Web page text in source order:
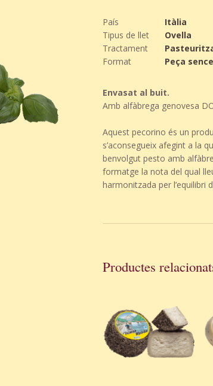
País
Itàlia
Tipus de llet
Ovella
Tractament
Format
Peça
Envasat al buit.
Amb alfàbrega genovesa
Aquest pecorino és un
s’aconsegueix afegint a la
benvolgut pesto amb
formatge la nota del qual
harmonitzada per l’equilibri
Productes